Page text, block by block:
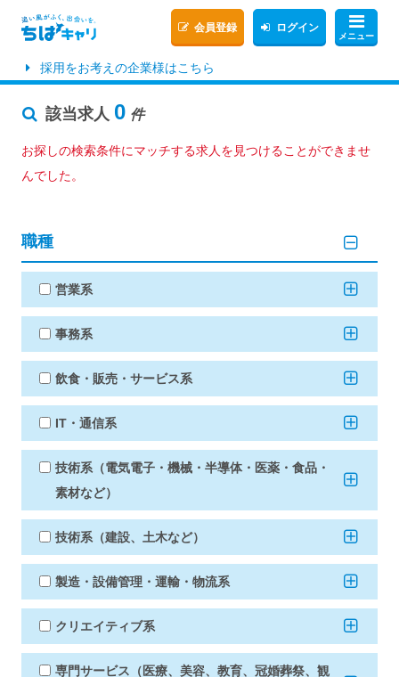
メニュー
会員登録 ログイン
採用をお考えの企業様はこちら
該当求人 0 件
お探しの検索条件にマッチする求人を見つけることができませ
んでした。
職種
営業系
事務系
飲食・販売・サービス系
IT・通信系
技術系（電気電子・機械・半導体・医薬・食品・
素材など）
技術系（建設、土木など）
製造・設備管理・運輸・物流系
クリエイティブ系
専門サービス（医療、美容、教育、冠婚葬祭、観